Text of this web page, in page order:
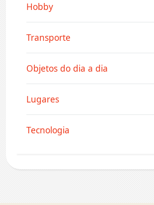
Hobby
Transporte
Objetos do dia a dia
Lugares
Tecnologia